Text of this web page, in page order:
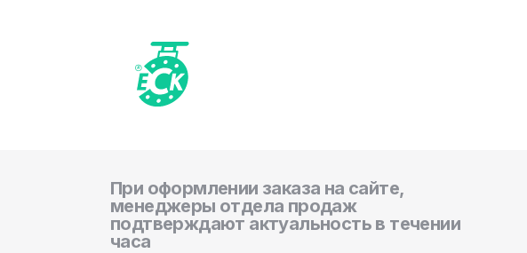
При оформлении заказа на сайте,
менеджеры отдела продаж
подтверждают актуальность в течении
часа